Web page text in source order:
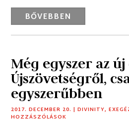
BŐVEBBEN
Még egyszer az
Újszövetségről,
egyszerűbben
2017. DECEMBER 20. |DIVINITY,
HOZZÁSZÓLÁSOK